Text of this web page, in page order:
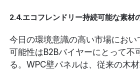
2.4.エコフレンドリー持続可能な素材
今日の環境意識の高い市場にお
可能性はB2Bバイヤーにとって不
る。WPC壁パネルは、従来の木